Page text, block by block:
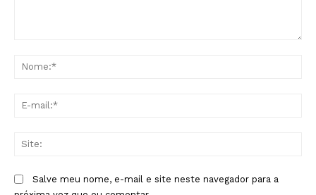
Salve meu nome, e-mail e site neste navegador para a